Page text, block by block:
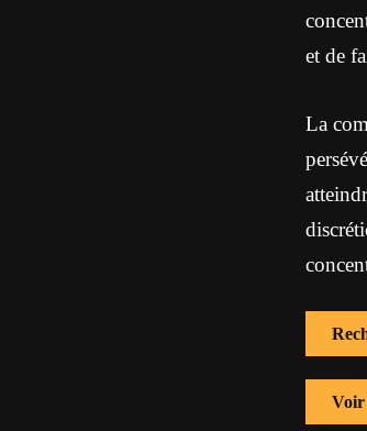
et de
La
Voir